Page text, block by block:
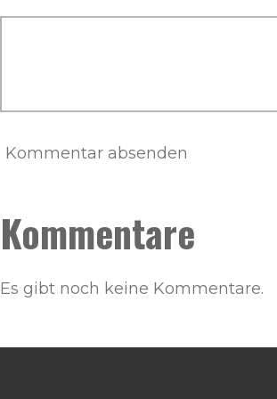
Kommentar absenden
Kommentare
Es gibt noch keine Kommentare.